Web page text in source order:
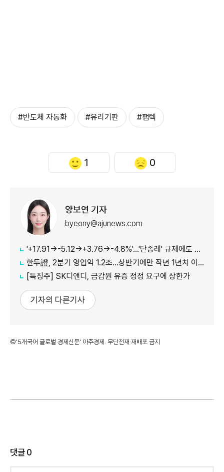
#반도체 자동화 #유리기판 #팸텍
1 0
양보연 기자
byeony@ajunews.com
'+17.91→-5.12→+3.76→-4.8%'…'단종레' 규제에도 여전히 롤러코스터 타는 코스피
한투證, 2분기 영업익 1.2조…상반기에만 작년 1년치 이익만큼 벌었다
[특징주] SK디앤디, 금감원 유증 정정 요구에 상한가
기자의 다른기사
©'5개국어 글로벌 경제신문' 아주경제. 무단전재·재배포 금지
댓글0